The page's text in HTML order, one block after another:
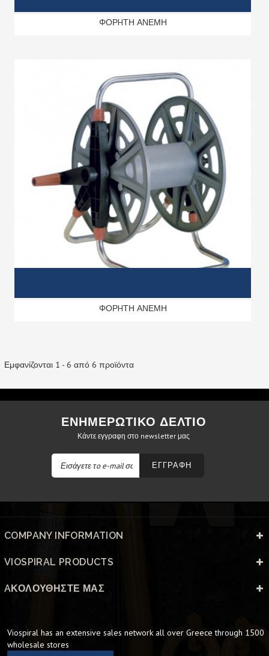
ΦΟΡHΤΗ ΑΝΕΜΗ
ΦΟΡHΤΗ ΑΝΕΜΗ
Εμφανίζονται 1 - 6 από 6 προϊόντα
ΕΝΗΜΕΡΩΤΙΚΟ ΔΕΛΤΙΟ
Κάντε εγγραφη στο newsletter μας
ΕΓΓΡΑΦΗ
COMPANY INFORMATION
VIOSPIRAL PRODUCTS
AΚΟΛΟΥΘΉΣΤΕ ΜΑΣ
Viospiral has an extensive sales network all over Greece through 1500
wholesale stores